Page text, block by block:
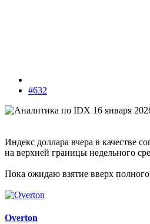
#632
Индекс доллара вчера в качестве
на верхней границы недельного
Пока ожидаю взятие вверх
Overton